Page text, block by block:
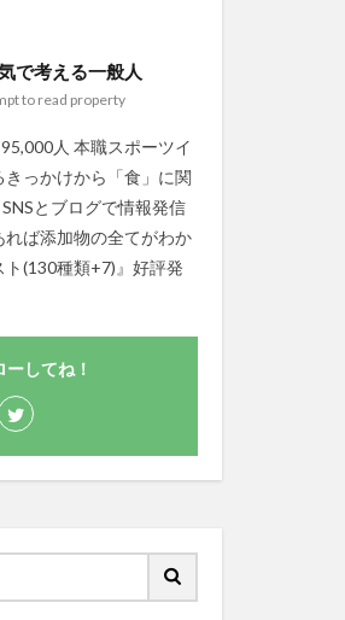
で考える一般人
to read property
人 本職スポーツイ
きっかけから「食」に関
とブログで情報発信
れば添加物の全てがわか
ト(130種類+7)』好評発
ーしてね！